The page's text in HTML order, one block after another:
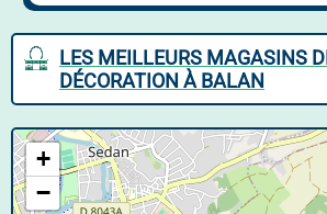
LES MEILLEURS MAGASINS
DÉCORATION À BALAN
+
−